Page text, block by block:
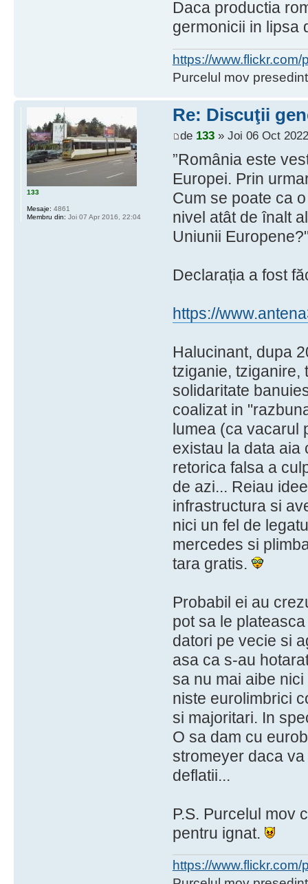
Daca productia
germonicii in lipsa
https://
Purcelul mov
Re: Discuţii
de 133» Joi 06 Oct
”România este
Europei. Prin
Cum se poate ca
nivel atât de înalt
Uniunii
Declarația a fost
https://
Halucinant, dupa
tziganie, tziganire,
solidaritate
coalizat in
lumea (ca vacarul
existau la data aia
retorica falsa a
de azi... Reiau
infrastructura si
nici un fel de
mercedes si
tara gratis.
Probabil ei au
pot sa le
datori pe vecie si
asa ca s-au
sa nu mai aibe
niste eurolimbrici
si majoritari. In
O sa dam cu
stromeyer daca
deflatii...
P.S. Purcelul mov
pentru ignat.
https://
133
Mesaje: 4861
Membru din: Joi 07 Apr 2016, 22:04